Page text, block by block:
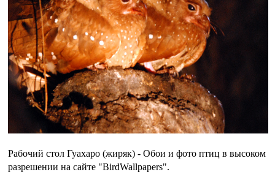
Рабочий стол Гуахаро (жиряк) - Обои и фото птиц в высоком
разрешении на сайте "BirdWallpapers".